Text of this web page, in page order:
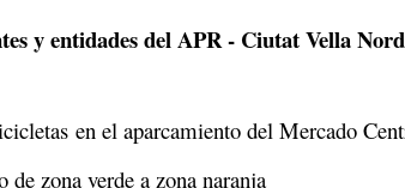
y entidades del APR - Ciutat Vella Nord
en el aparcamiento del Mercado
zona verde a zona naranja